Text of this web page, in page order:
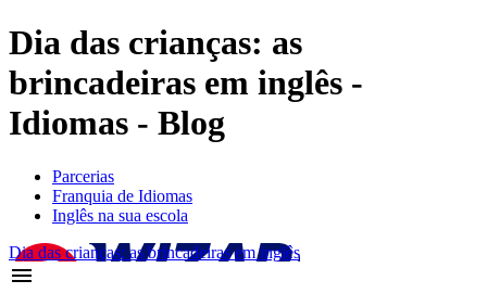
Dia das crianças: as
brincadeiras em inglês -
Idiomas - Blog
Parcerias
Franquia de Idiomas
Inglês na sua escola
Dia das crianças: as brincadeiras em inglês
menu